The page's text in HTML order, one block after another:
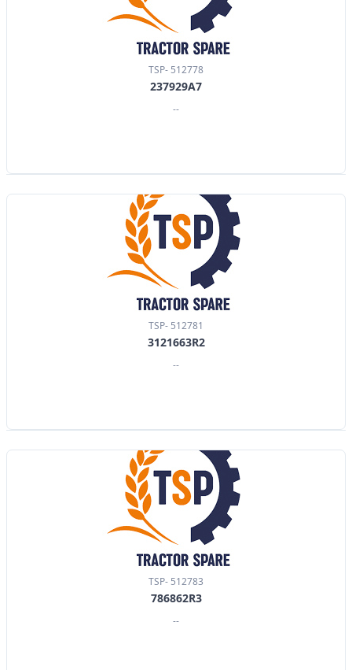
TSP- 512778
237929A7
--
TSP- 512781
3121663R2
--
TSP- 512783
786862R3
--